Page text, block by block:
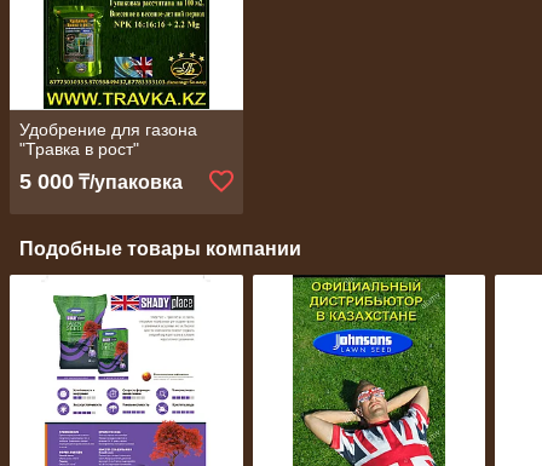
Удобрение для газона
"Травка в рост"
5 000 ₸/упаковка
Подобные товары компании